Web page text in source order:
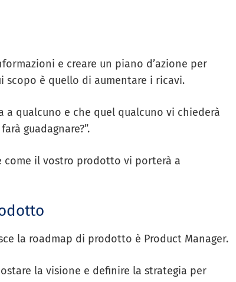
e creare un piano d’azione per
scopo è quello di aumentare i ricavi.
a qualcuno e che quel qualcuno vi chiederà
guadagnare?”.
come il vostro prodotto vi porterà a
la roadmap di prodotto è Product Manager.
la visione e definire la strategia per